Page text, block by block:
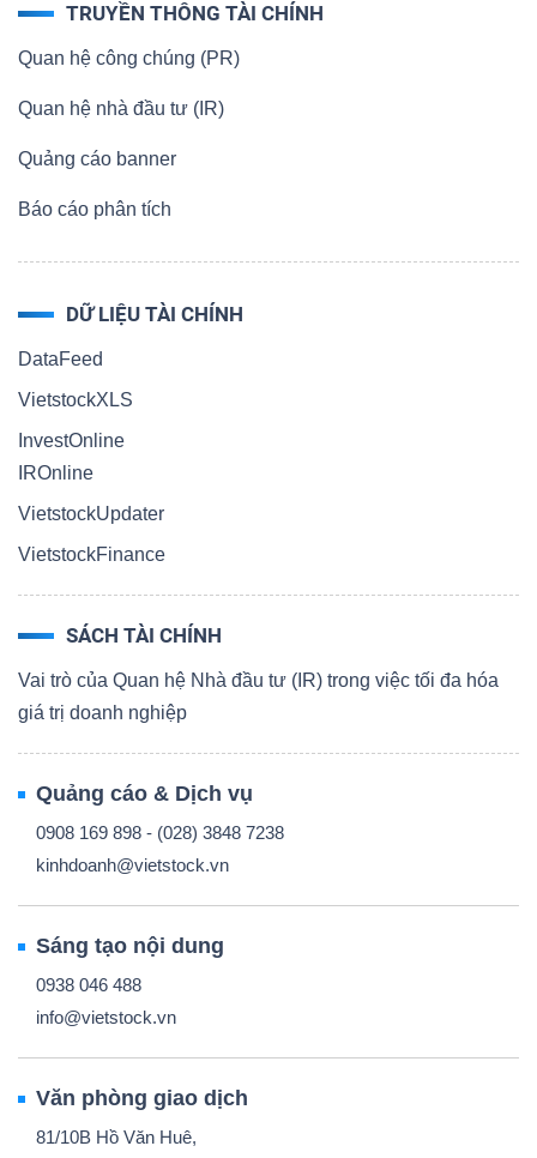
TRUYỀN THÔNG TÀI CHÍNH
Quan hệ công chúng (PR)
Quan hệ nhà đầu tư (IR)
Quảng cáo banner
Báo cáo phân tích
DỮ LIỆU TÀI CHÍNH
DataFeed
VietstockXLS
InvestOnline
IROnline
VietstockUpdater
VietstockFinance
SÁCH TÀI CHÍNH
Vai trò của Quan hệ Nhà đầu tư (IR) trong việc tối đa hóa
giá trị doanh nghiệp
Quảng cáo & Dịch vụ
0908 169 898 - (028) 3848 7238
kinhdoanh@vietstock.vn
Sáng tạo nội dung
0938 046 488
info@vietstock.vn
Văn phòng giao dịch
81/10B Hồ Văn Huê,